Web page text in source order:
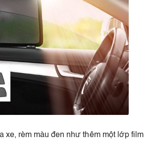
xe, rèm màu đen như thêm một lớp film